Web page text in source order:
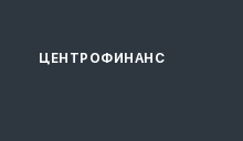
ЦЕНТРОФИНАНС